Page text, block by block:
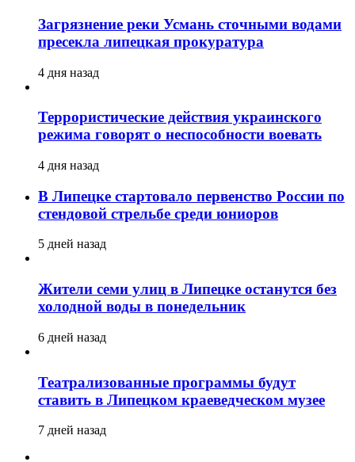
Загрязнение реки Усмань сточными водами
пресекла липецкая прокуратура
4 дня назад
Террористические действия украинского
режима говорят о неспособности воевать
4 дня назад
В Липецке стартовало первенство России по
стендовой стрельбе среди юниоров
5 дней назад
Жители семи улиц в Липецке останутся без
холодной воды в понедельник
6 дней назад
Театрализованные программы будут
ставить в Липецком краеведческом музее
7 дней назад